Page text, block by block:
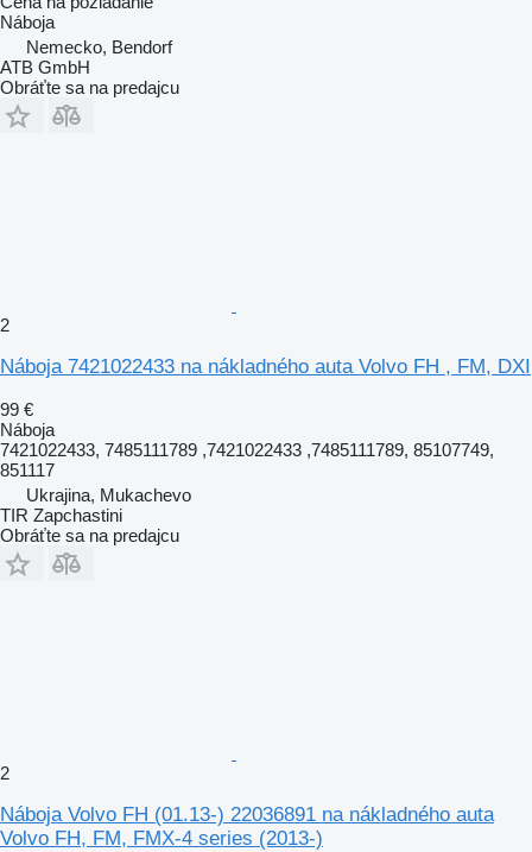
Náboja
Nemecko, Bendorf
ATB GmbH
Obráťte sa na predajcu
2
Náboja 7421022433 na nákladného auta Volvo FH , FM, DXI
99 €
Náboja
7421022433, 7485111789 ,7421022433 ,7485111789, 85107749,
851117
Ukrajina, Mukachevo
TIR Zapchastini
Obráťte sa na predajcu
2
Náboja Volvo FH (01.13-) 22036891 na nákladného auta
Volvo FH, FM, FMX-4 series (2013-)